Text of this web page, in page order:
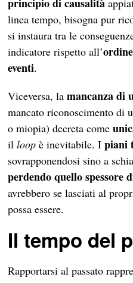
linea tempo, bisogna pur
si instaura tra le
indicatore rispetto all’ordine
eventi.
Viceversa, lamancanza di
mancato riconoscimento di
o miopia) decreta come
illoop è inevitabile. Ipiani
sovrapponendosi sino a
perdendo quello spessore
avrebbero se lasciati al
possa essere.
Il tempo del
Rapportarsi al passato